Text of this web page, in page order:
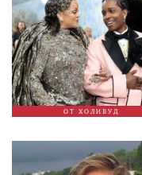
ОТ ХОЛИВУД